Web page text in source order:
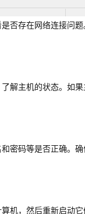
否存在网络连接问
解主机的状态。如
密码等是否正确。
机，然后重新启动